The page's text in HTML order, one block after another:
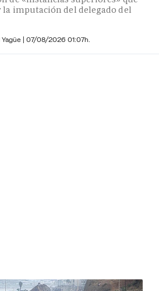
imputación del delegado del
| 07/08/2026 01:07h.